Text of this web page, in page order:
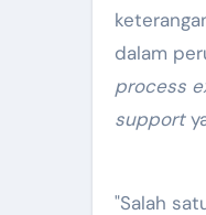
dalam
process
support
"Salah